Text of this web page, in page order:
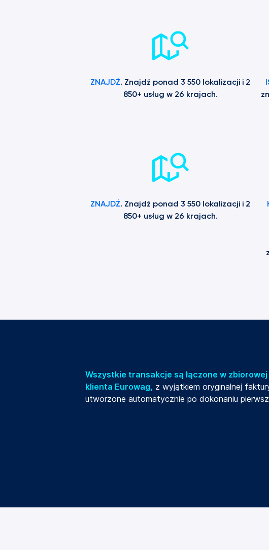
ZNAJDŹ. Znajdź ponad 3 550 lokalizacji i 2
850+ usług w 26 krajach.
ZNAJDŹ. Znajdź ponad 3 550 lokalizacji i 2
850+ usług w 26 krajach.
Wszystkie transakcje są łączone w
klienta Eurowag, z wyjątkiem oryginalnej
utworzone automatycznie po dokonaniu